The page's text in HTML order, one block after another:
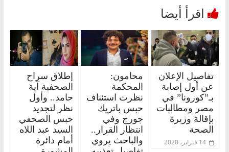
تفاصيل الإعلان
عن أول إصابة
بـ”كورونا” في
مصر ومطالبات
بإقالة وزيرة
الصحة
14 فبراير، 2020
محامون:
المحكمة
نظرت استئناف
حبس باتريك
جورج وفي
انتظار القرار..
والباحث يروي
إطلاق سراح
الصحفية آية
حامد.. وأول
نظر لتجديد
حبس الصحفي
السيد عبد اللاه
أمام دائرة